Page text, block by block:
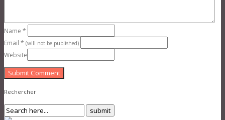
Name *
Email * (will not be published)
Website
Submit Comment
Rechercher